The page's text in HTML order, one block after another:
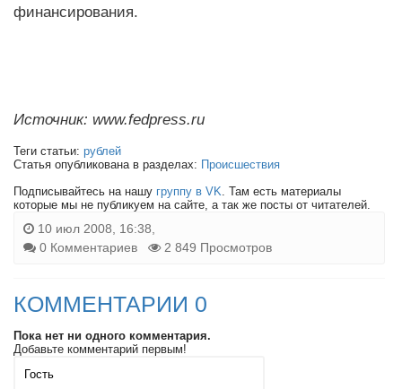
финансирования.
Источник: www.fedpress.ru
Теги статьи: рублей
Статья опубликована в разделах: Происшествия
Подписывайтесь на нашу группу в VK. Там есть материалы
которые мы не публикуем на сайте, а так же посты от читателей.
10 июл 2008, 16:38,
0 Комментариев
2 849 Просмотров
КОММЕНТАРИИ 0
Пока нет ни одного комментария.
Добавьте комментарий первым!